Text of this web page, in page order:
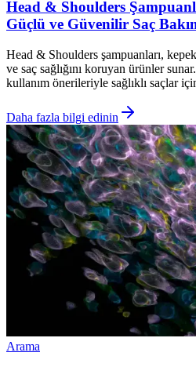
Head & Shoulders
Güçlü ve Güvenilir Saç
Head & Shoulders şampuanları,
ve saç sağlığını koruyan ürünler
kullanım önerileriyle sağlıklı saçlar
Daha fazla bilgi edinin
Arama